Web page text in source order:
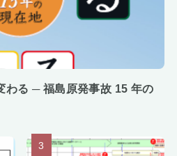
わる ─ 福島原発事故 15 年の